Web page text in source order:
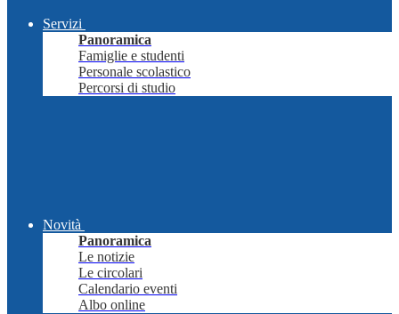
Servizi
Panoramica
Famiglie e studenti
Personale scolastico
Percorsi di studio
Novità
Panoramica
Le notizie
Le circolari
Calendario eventi
Albo online